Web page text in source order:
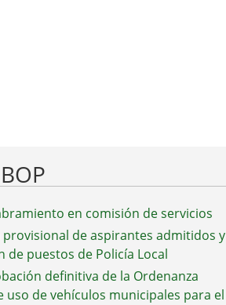
en comisión de servicios
provisional de aspirantes admitidos y
de puestos de Policía Local
definitiva de la Ordenanza
uso de vehículos municipales para el